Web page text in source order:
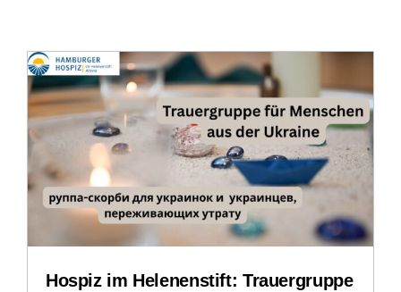
Stellenangebote
Veranstaltungen
Impressum
Datenschutzerklärung
Hospiz im Helenenstift: Trauergruppe